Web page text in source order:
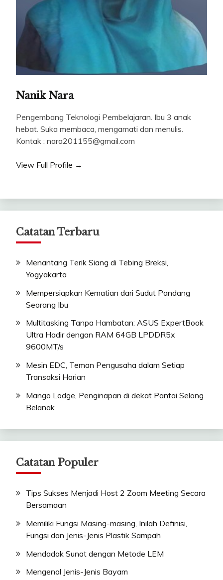
Nanik Nara
Pengembang Teknologi Pembelajaran. Ibu 3 anak
hebat. Suka membaca, mengamati dan menulis.
Kontak : nara201155@gmail.com
View Full Profile →
Catatan Terbaru
Menantang Terik Siang di Tebing Breksi,
Yogyakarta
Mempersiapkan Kematian dari Sudut Pandang
Seorang Ibu
Multitasking Tanpa Hambatan: ASUS ExpertBook
Ultra Hadir dengan RAM 64GB LPDDR5x
9600MT/s
Mesin EDC, Teman Pengusaha dalam Setiap
Transaksi Harian
Mango Lodge, Penginapan di dekat Pantai Selong
Belanak
Catatan Populer
Tips Sukses Menjadi Host 2 Zoom Meeting Secara
Bersamaan
Memiliki Fungsi Masing-masing, Inilah Definisi,
Fungsi dan Jenis-Jenis Plastik Sampah
Mendadak Sunat dengan Metode LEM
Mengenal Jenis-Jenis Bayam